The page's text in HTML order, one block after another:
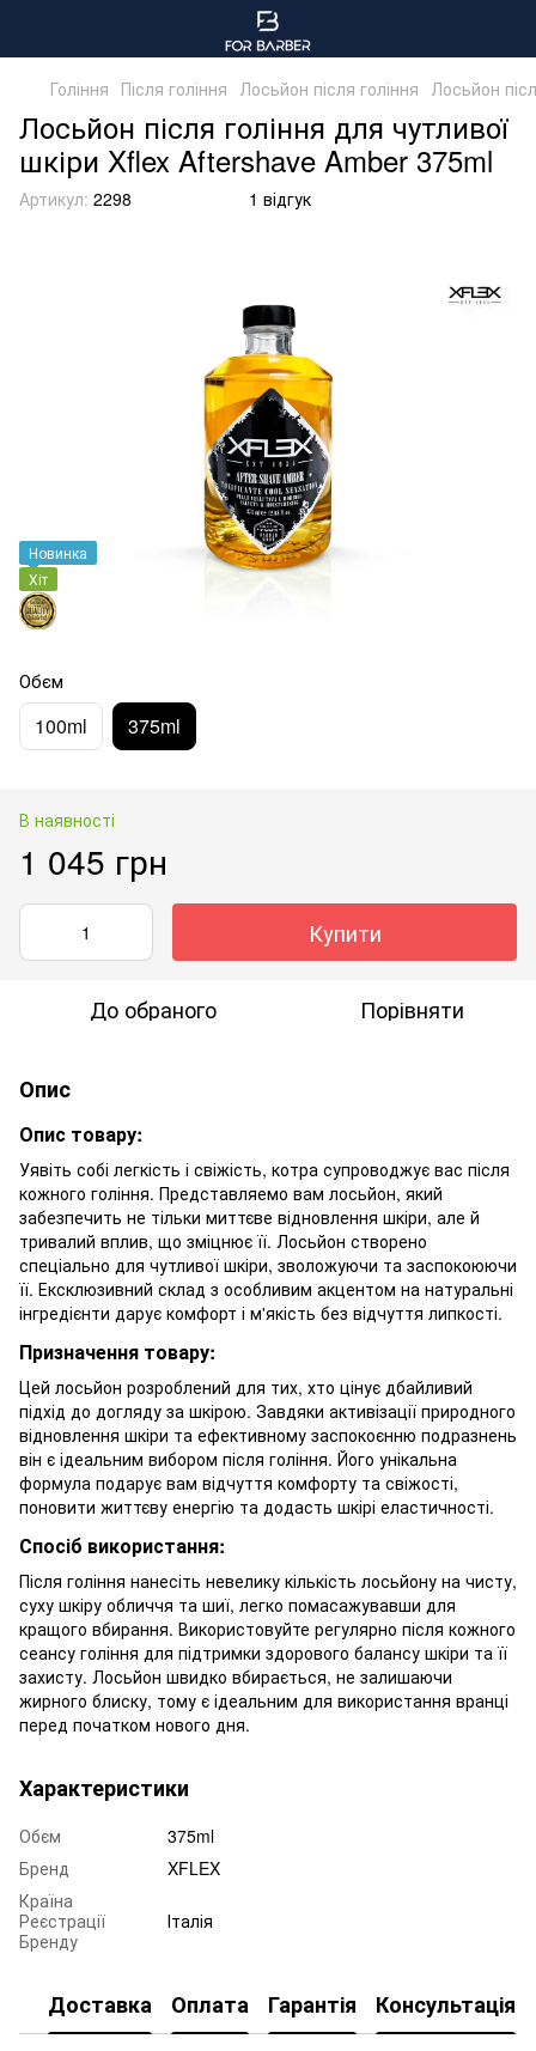
Гоління Після гоління Лосьйон після гоління Лосьйон
Лосьйон після гоління для чутливої
шкіри Xflex Aftershave Amber 375ml
Артикул: 2298 1 відгук
Новинка
Хіт
Обєм
100ml 375ml
В наявності
1 045 грн
Купити
До обраного Порівняти
Опис
Опис товару:
Уявіть собі легкість і свіжість, котра супроводжує вас після
кожного гоління. Представляемо вам лосьйон, який
забезпечить не тільки миттєве відновлення шкіри, але й
тривалий вплив, що зміцнює її. Лосьйон створено
спеціально для чутливої шкіри, зволожуючи та заспокоюючи
її. Ексклюзивний склад з особливим акцентом на натуральні
інгредієнти дарує комфорт і м'якість без відчуття липкості.
Призначення товару:
Цей лосьйон розроблений для тих, хто цінує дбайливий
підхід до догляду за шкірою. Завдяки активізації природного
відновлення шкіри та ефективному заспокоєнню подразнень
він є ідеальним вибором після гоління. Його унікальна
формула подарує вам відчуття комфорту та свіжості,
поновити життєву енергію та додасть шкірі еластичності.
Спосіб використання:
Після гоління нанесіть невелику кількість лосьйону на чисту,
суху шкіру обличчя та шиї, легко помасажувавши для
кращого вбирання. Використовуйте регулярно після кожного
сеансу гоління для підтримки здорового балансу шкіри та її
захисту. Лосьйон швидко вбирається, не залишаючи
жирного блиску, тому є ідеальним для використання вранці
перед початком нового дня.
Характеристики
Обєм
375ml
Бренд
XFLEX
Країна
Реєстрації
Бренду
Італія
Доставка Оплата Гарантія Консультація